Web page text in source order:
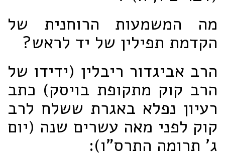
מה המשמעות הרוחנית של
הקדמת תפילין של יד לראש?
הרב אביגדור ריבלין (ידידו של
הרב קוק מתקופת בויסק) כתב
רעיון נפלא באגרת ששלח לרב
קוק לפני מאה עשרים שנה (יום
ג' תרומה התרס"ו):